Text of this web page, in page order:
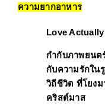
ความยากอาหาร
Love
กำกับภาพยนต
กับความรักใน
วิถีชีวิต ที่โยงม
คริสต์มาส